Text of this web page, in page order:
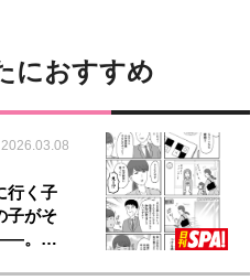
におすすめ
2026.03.08
行く子
子がそ
――。…